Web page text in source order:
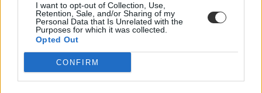
I want to opt-out of Collection, Use,
Retention, Sale, and/or Sharing of my
Personal Data that Is Unrelated with the
Purposes for which it was collected.
Opted Out
CONFIRM